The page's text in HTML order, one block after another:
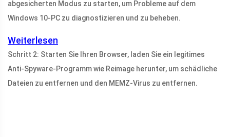
abgesicherten Modus zu starten, um Probleme auf dem
Windows 10-PC zu diagnostizieren und zu beheben.
Weiterlesen
Schritt 2: Starten Sie Ihren Browser, laden Sie ein legitimes
Anti-Spyware-Programm wie Reimage herunter, um schädliche
Dateien zu entfernen und den MEMZ-Virus zu entfernen.